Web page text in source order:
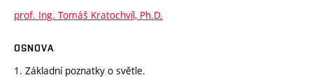
prof. Ing. Tomáš Kratochvíl, Ph.D.
OSNOVA
1. Základní poznatky o světle.